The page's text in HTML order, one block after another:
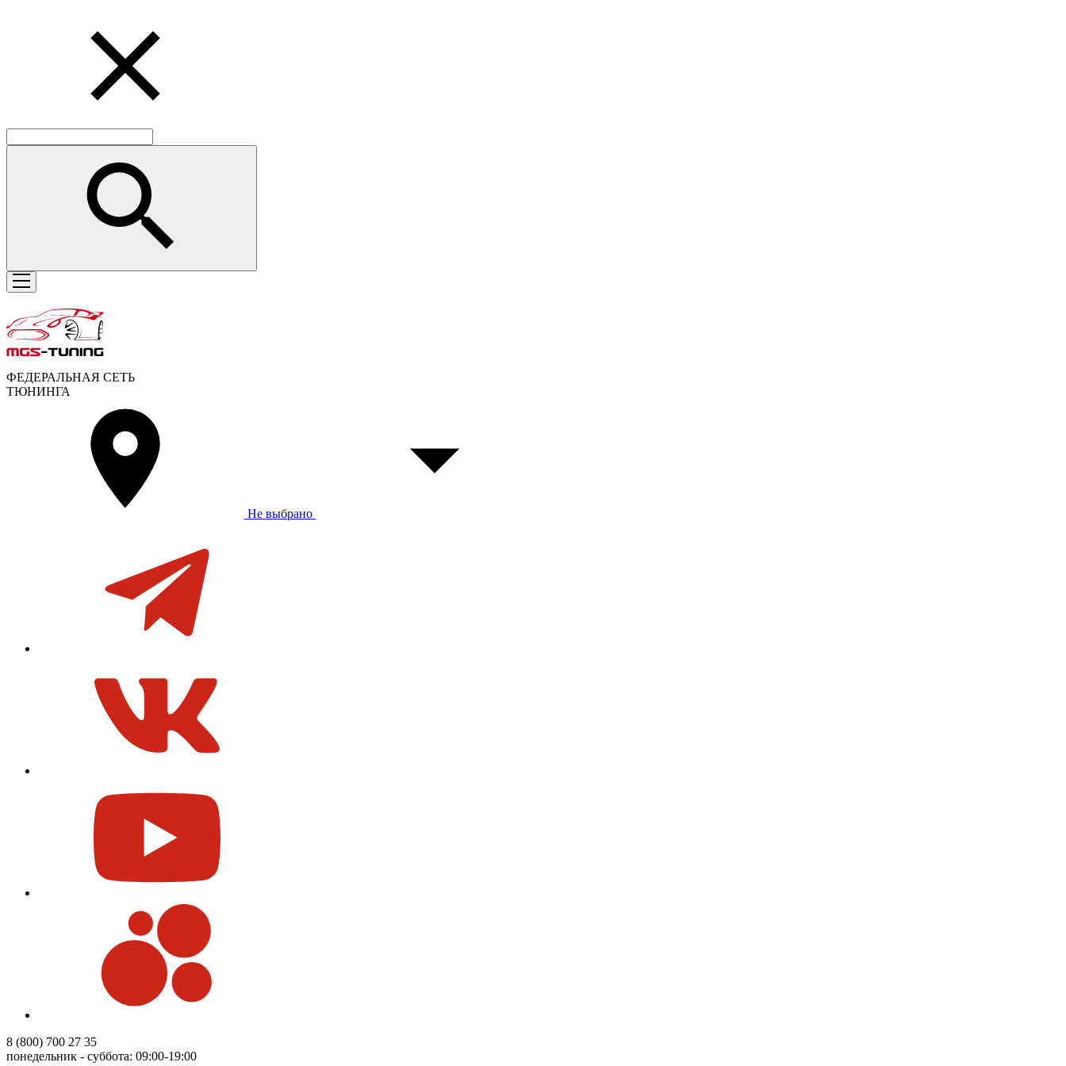
ФЕДЕРАЛЬНАЯ СЕТЬ
ТЮНИНГА
Не выбрано
8 (800) 700 27 35
понедельник - суббота: 09:00-19:00